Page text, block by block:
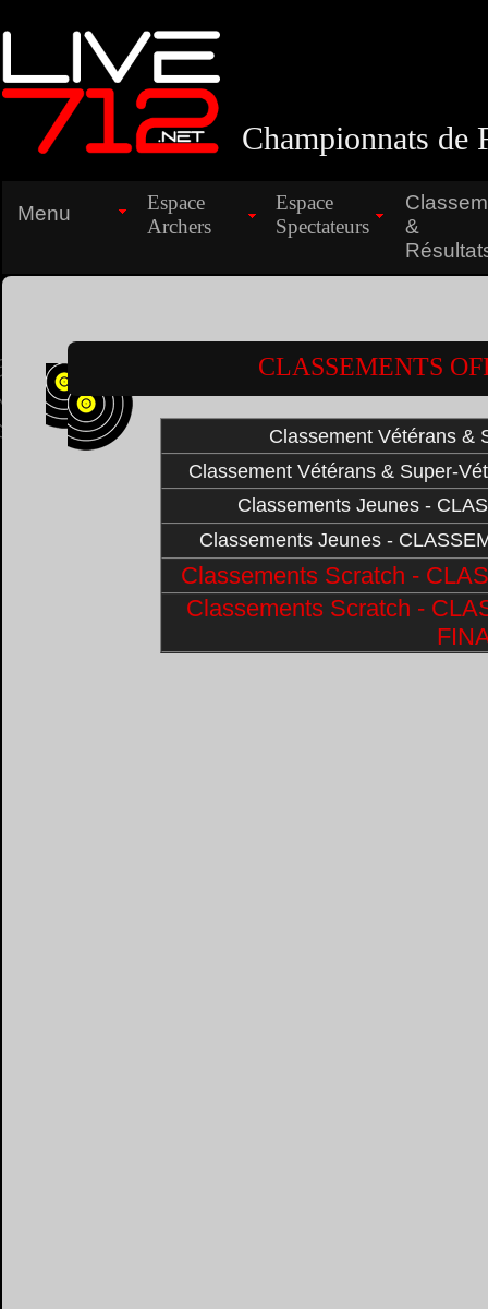
Championnats de
Menu
Espace
Archers
Espace
Spectateurs
&
CLASSEMENTS
Classement Vétérans &
Classement Vétérans & Super-
Classements Jeunes -
Classements Jeunes -
Classements Scratch -
Classements Scratch -